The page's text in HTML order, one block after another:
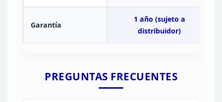
Garantía
1 año (sujeto a
distribuidor)
PREGUNTAS FRECUENTES